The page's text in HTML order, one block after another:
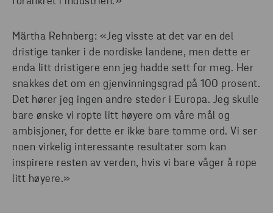
Märtha Rehnberg: «Jeg visste at det var en del
dristige tanker i de nordiske landene, men dette er
enda litt dristigere enn jeg hadde sett for meg. Her
snakkes det om en gjenvinningsgrad på 100 prosent.
Det hører jeg ingen andre steder i Europa. Jeg skulle
bare ønske vi ropte litt høyere om våre mål og
ambisjoner, for dette er ikke bare tomme ord. Vi ser
noen virkelig interessante resultater som kan
inspirere resten av verden, hvis vi bare våger å rope
litt høyere.»